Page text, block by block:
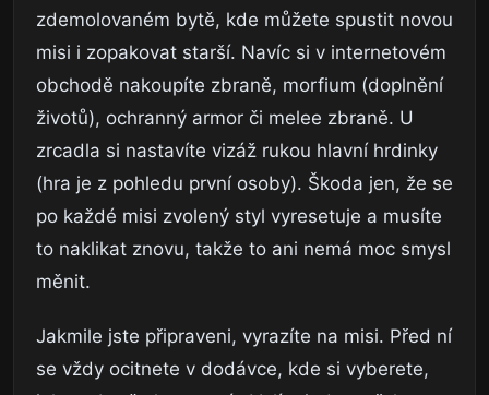
zdemolovaném bytě, kde můžete spustit novou
misi i zopakovat starší. Navíc si v internetovém
obchodě nakoupíte zbraně, morfium (doplnění
životů), ochranný armor či melee zbraně. U
zrcadla si nastavíte vizáž rukou hlavní hrdinky
(hra je z pohledu první osoby). Škoda jen, že se
po každé misi zvolený styl vyresetuje a musíte
to naklikat znovu, takže to ani nemá moc smysl
měnit.
Jakmile jste připraveni, vyrazíte na misi. Před ní
se vždy ocitnete v dodávce, kde si vyberete,